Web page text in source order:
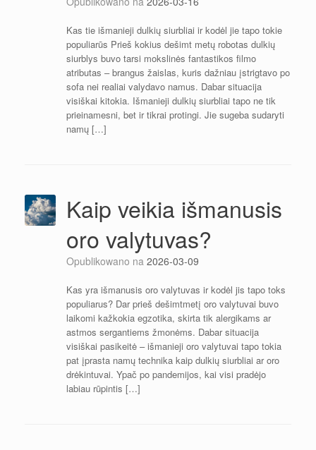
Kas tie išmanieji dulkių siurbliai ir kodėl jie tapo tokie
populiarūs Prieš kokius dešimt metų robotas dulkių
siurblys buvo tarsi mokslinės fantastikos filmo
atributas – brangus žaislas, kuris dažniau įstrigtavo po
sofa nei realiai valydavo namus. Dabar situacija
visiškai kitokia. Išmanieji dulkių siurbliai tapo ne tik
prieinamesni, bet ir tikrai protingi. Jie sugeba sudaryti
namų […]
Kaip veikia išmanusis
oro valytuvas?
Opublikowano na 2026-03-09
Kas yra išmanusis oro valytuvas ir kodėl jis tapo toks
populiarus? Dar prieš dešimtmetį oro valytuvai buvo
laikomi kažkokia egzotika, skirta tik alergikams ar
astmos sergantiems žmonėms. Dabar situacija
visiškai pasikeitė – išmanieji oro valytuvai tapo tokia
pat įprasta namų technika kaip dulkių siurbliai ar oro
drėkintuvai. Ypač po pandemijos, kai visi pradėjo
labiau rūpintis […]